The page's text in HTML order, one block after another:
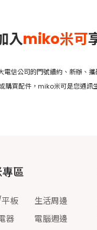
入miko米可
信公司的門號續約、新辦、
買配件，miko米可是您通
區
板
器
生活周邊
電腦週邊